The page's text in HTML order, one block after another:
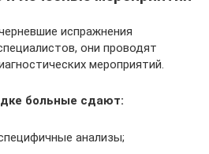
испражнения
они проводят
мероприятий.
больные сдают:
анализы;